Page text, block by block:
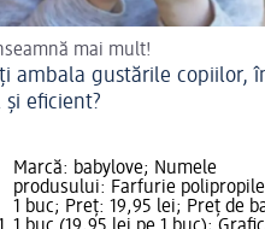
mai mult!
ambala gustările copiilor,
eficient?
Marcă: babylove; Numele
produsului: Farfurie
1 buc; Preț: 19,95 lei; Preț de